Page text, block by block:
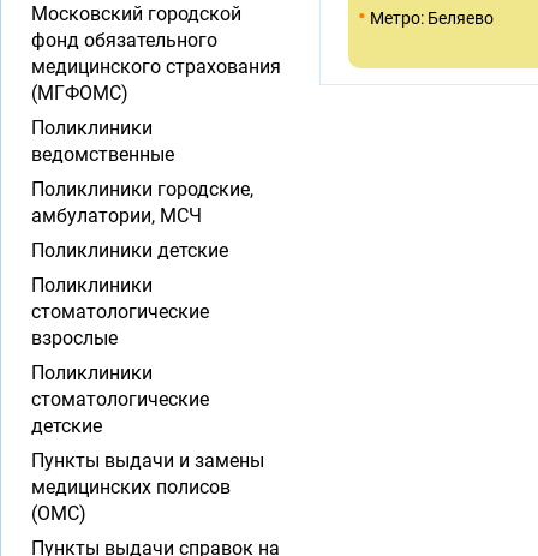
• Метро: Беляево
Московский городской
фонд обязательного
медицинского страхования
(МГФОМС)
Поликлиники
ведомственные
Поликлиники городские,
амбулатории, МСЧ
Поликлиники детские
Поликлиники
стоматологические
взрослые
Поликлиники
стоматологические
детские
Пункты выдачи и замены
медицинских полисов
(ОМС)
Пункты выдачи справок на